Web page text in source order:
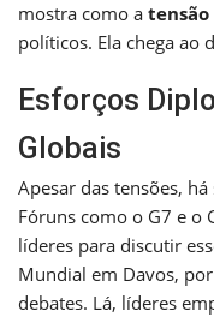
mostra como a tensão
políticos. Ela chega ao
Esforços
Globais
Apesar das tensões,
Fóruns como o G7 e o
líderes para discutir
Mundial em Davos,
debates. Lá, líderes